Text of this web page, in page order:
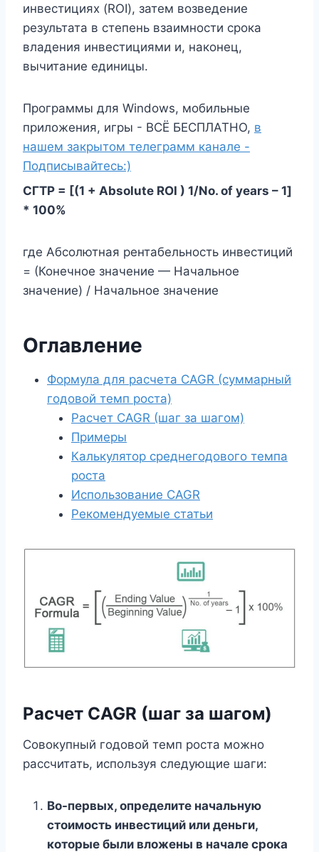
инвестициях (ROI), затем возведение
результата в степень взаимности срока
владения инвестициями и, наконец,
вычитание единицы.
Программы для Windows, мобильные
приложения, игры - ВСЁ БЕСПЛАТНО, в
нашем закрытом телеграмм канале -
Подписывайтесь:)
СГТР = [(1 + Absolute ROI ) 1/No. of years – 1]
* 100%
где Абсолютная рентабельность инвестиций
= (Конечное значение — Начальное
значение) / Начальное значение
Оглавление
Формула для расчета CAGR (суммарный
годовой темп роста)
Расчет CAGR (шаг за шагом)
Примеры
Калькулятор среднегодового темпа
роста
Использование CAGR
Рекомендуемые статьи
Расчет CAGR (шаг за шагом)
Совокупный годовой темп роста можно
рассчитать, используя следующие шаги:
Во-первых, определите начальную
стоимость инвестиций или деньги,
которые были вложены в начале срока